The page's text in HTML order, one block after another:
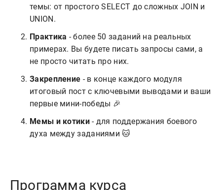
темы: от простого SELECT до сложных JOIN и
UNION.
Практика - более 50 заданий на реальных
примерах. Вы будете писать запросы сами, а
не просто читать про них.
Закрепление - в конце каждого модуля
итоговый пост с ключевыми выводами и ваши
первые мини-победы 🎉
Мемы и котики- для поддержания боевого
духа между заданиями 🐱
Программа курса